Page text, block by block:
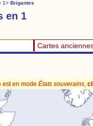
1> Brigantes
en 1
Cartes
est en mode États souverains,